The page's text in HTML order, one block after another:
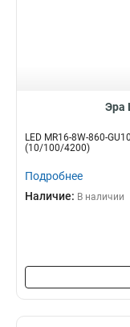
Эра
LED MR16-8W-860-
(10/100/4200)
Подробнее
Наличие: В наличии